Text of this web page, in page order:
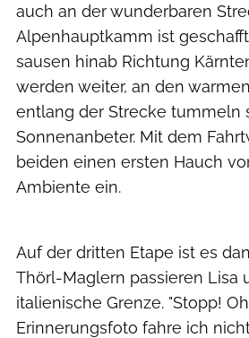
auch an der wunderbaren
Alpenhauptkamm ist
sausen hinab Richtung
werden weiter, an den
entlang der Strecke tummeln
Sonnenanbeter. Mit dem
beiden einen ersten Hauch
Ambiente ein.
Auf der dritten Etape ist es
Thörl-Maglern passieren Lisa
italienische Grenze. "Stopp!
Erinnerungsfoto fahre ich